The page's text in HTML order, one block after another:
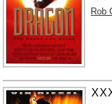
Rob